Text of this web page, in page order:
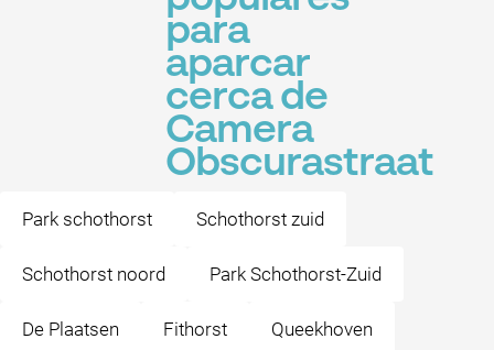
para
aparcar
cerca de
Camera
Obscurastraat
Park schothorst Schothorst zuid
Schothorst noord Park Schothorst-Zuid
De Plaatsen Fithorst Queekhoven